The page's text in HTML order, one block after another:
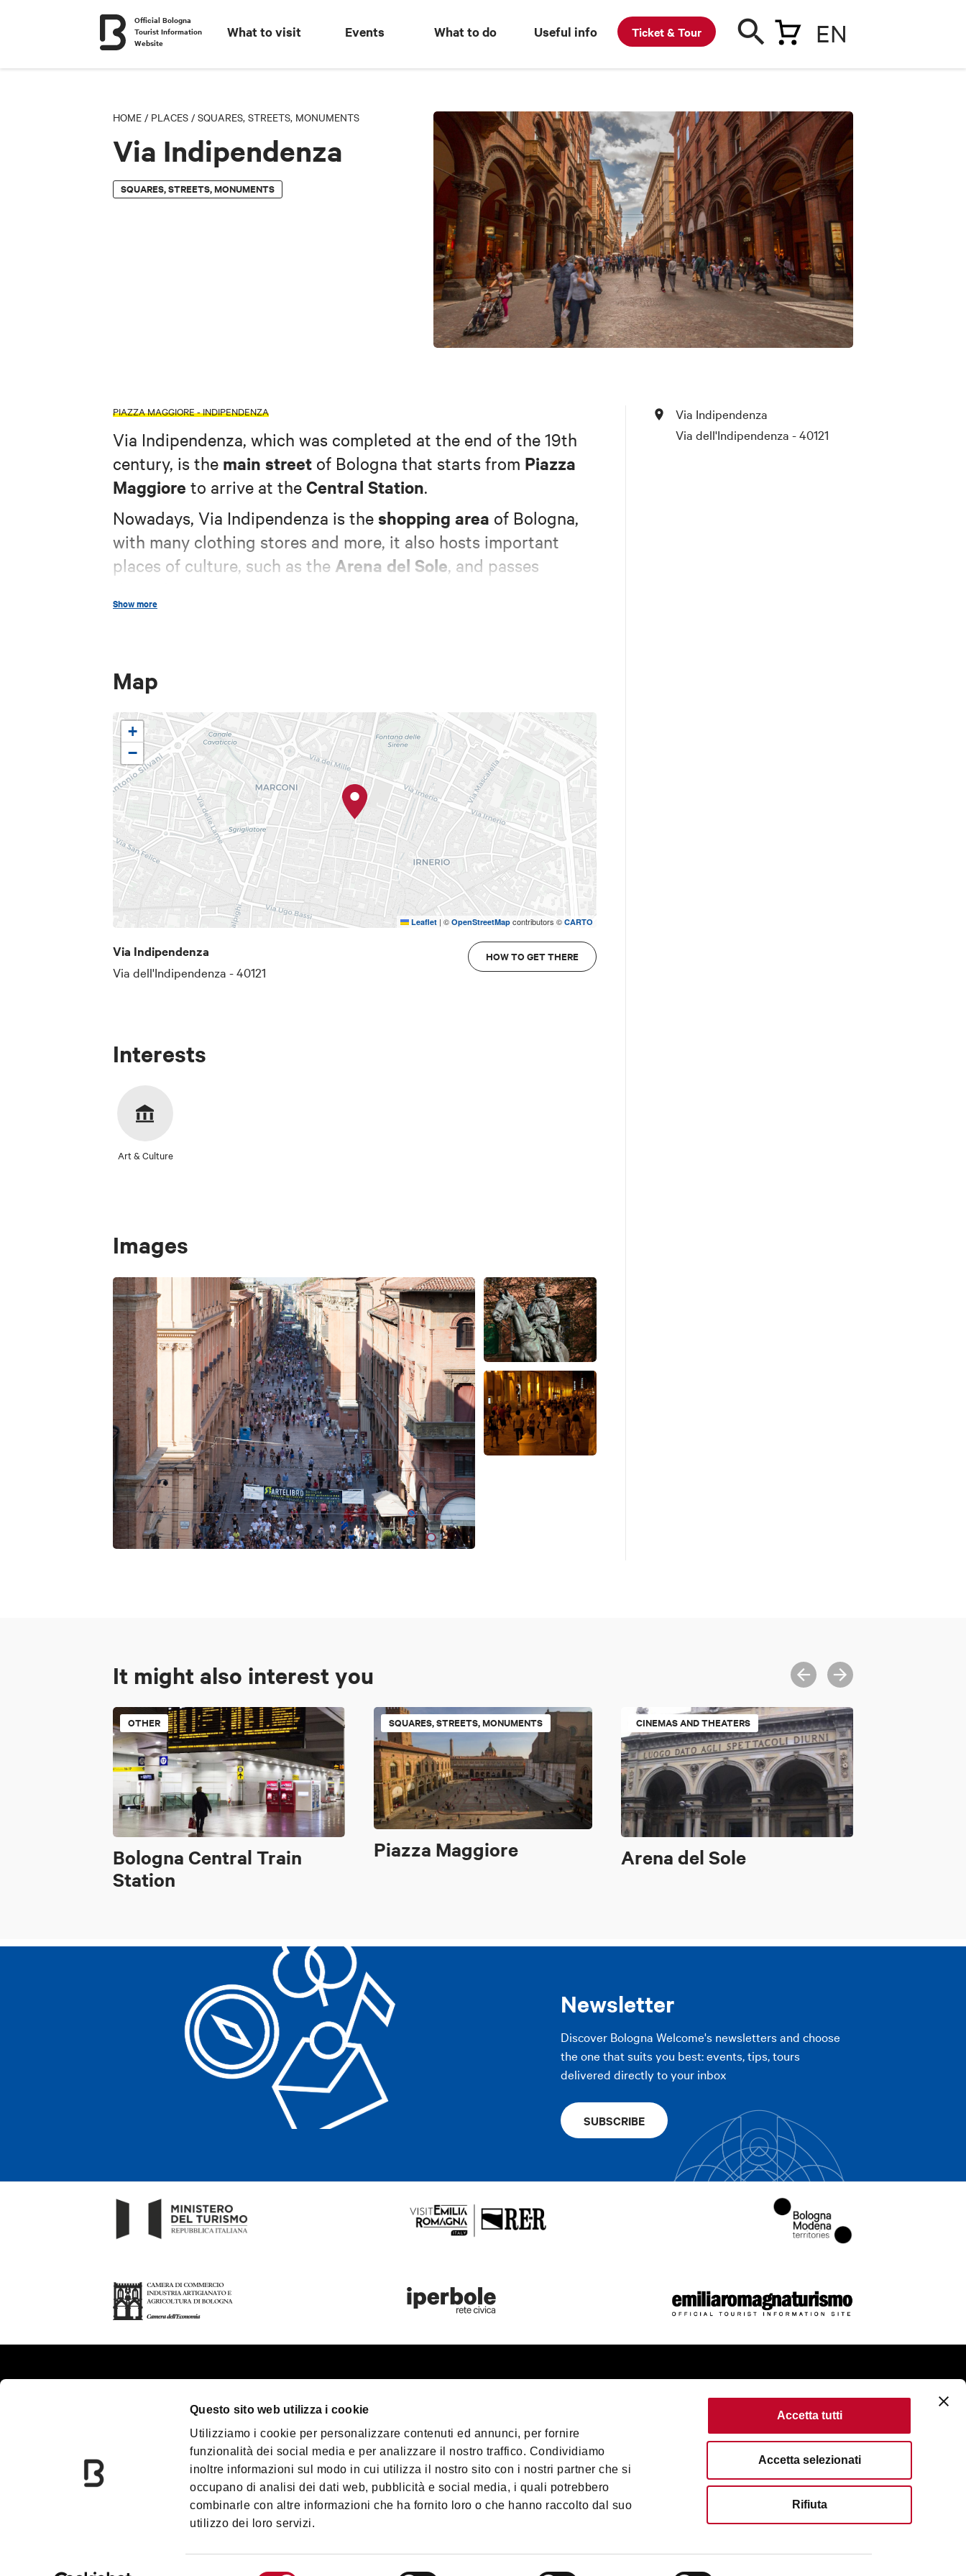
Questo sito web utilizza i cookie
Utilizziamo i cookie per personalizzare contenuti ed annunci, per fornire
funzionalità dei social media e per analizzare il nostro traffico. Condividiamo
inoltre informazioni sul modo in cui utilizza il nostro sito con i nostri partner che si
occupano di analisi dei dati web, pubblicità e social media, i quali potrebbero
combinarle con altre informazioni che ha fornito loro o che hanno raccolto dal suo
utilizzo dei loro servizi.
Accetta tutti
Accetta selezionati
Rifiuta
Official Bologna
Tourist Information
Website
What to visit Events What to do Useful info Ticket & Tour EN
HOME / PLACES / SQUARES, STREETS, MONUMENTS
Via Indipendenza
SQUARES, STREETS, MONUMENTS
PIAZZA MAGGIORE - INDIPENDENZA
Via Indipendenza, which was completed at the end of the 19th
century, is the main street of Bologna that starts from Piazza
Maggiore to arrive at the Central Station.
Nowadays, Via Indipendenza is the shopping area of Bologna,
with many clothing stores and more, it also hosts important
places of culture, such as the Arena del Sole, and passes
Show more
Map
+
−
Leaflet | ©OpenStreetMap contributors ©CARTO
Via Indipendenza
Via dell'Indipendenza - 40121
HOW TO GET THERE
Interests
Art & Culture
Images
Via Indipendenza
Via dell'Indipendenza - 40121
It might also interest you
OTHER
Bologna Central Train
Station
SQUARES, STREETS, MONUMENTS
Piazza Maggiore
CINEMAS AND THEATERS
Arena del Sole
Newsletter
Discover Bologna Welcome's newsletters and choose
the one that suits you best: events, tips, tours
delivered directly to your inbox
SUBSCRIBE
Palazzo Re Enzo
Convention Bureau
Incoming Travel Agency
Information Centres
Plan your trip
Greater Bologna
Accessible Tourism
Media & Press
Download
Blog
Promenade Bologna
Privacy Policy Accessibility
Terms of use
Terms of purchase
©2026 All rights reserved. Fondazione Bologna Welcome | Piazza del
Nettuno, 1, 40124 - Bologna | VAT No/Tax Code IT 04159281205 | REA: BO -
| Email:info@bolognawelcome.it|